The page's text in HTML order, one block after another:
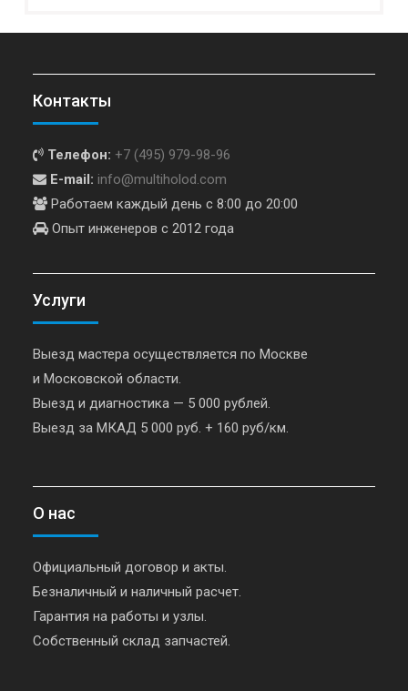
Контакты
Телефон: +7 (495) 979-98-96
E-mail: info@multiholod.com
Работаем каждый день с 8:00 до 20:00
Опыт инженеров с 2012 года
Услуги
Выезд мастера осуществляется по Москве
и Московской области.
Выезд и диагностика — 5 000 рублей.
Выезд за МКАД 5 000 руб. + 160 руб/км.
О нас
Официальный договор и акты.
Безналичный и наличный расчет.
Гарантия на работы и узлы.
Собственный склад запчастей.